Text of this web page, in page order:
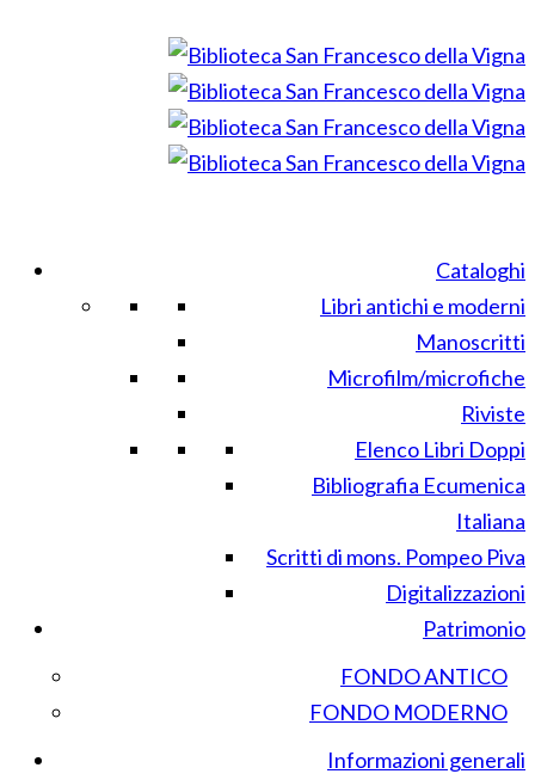
Cataloghi
Libri antichi e moderni
Manoscritti
Microfilm/microfiche
Riviste
Elenco Libri Doppi
Bibliografia Ecumenica
Italiana
Scritti di mons. Pompeo Piva
Digitalizzazioni
Patrimonio
FONDO ANTICO
FONDO MODERNO
Informazioni generali